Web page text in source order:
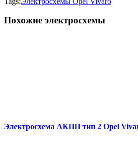
Похожие электросхемы
Электросхема АКПП тип 2 Opel